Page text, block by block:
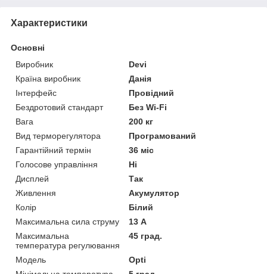
Характеристики
Основні
Виробник
Devi
Країна виробник
Данія
Інтерфейс
Провідний
Бездротовий стандарт
Без Wi-Fi
Вага
200 кг
Вид терморегулятора
Програмований
Гарантійний термін
36 міс
Голосове управління
Ні
Дисплей
Так
Живлення
Акумулятор
Колір
Білий
Максимальна сила струму
13 А
Максимальна
температура регулювання
45 град.
Модель
Opti